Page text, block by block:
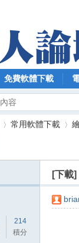
免費軟體下載
常用軟體下載
›
[下載]
214
積分